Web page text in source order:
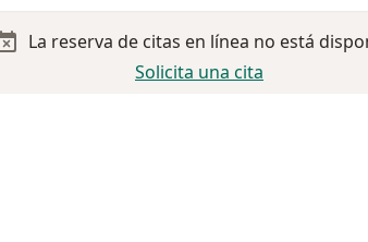
La reserva de citas en línea no está
Solicita una cita